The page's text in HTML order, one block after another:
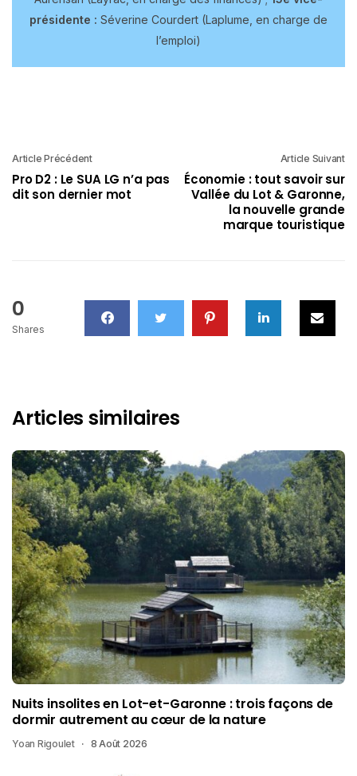
présidente : Séverine Courdert (Laplume, en charge de
l’emploi)
Article Précédent
Pro D2 : Le SUA LG n’a pas
dit son dernier mot
Article Suivant
Économie : tout savoir sur
Vallée du Lot & Garonne,
la nouvelle grande
marque touristique
0
Shares
Articles similaires
Nuits insolites en Lot-et-Garonne : trois façons de
dormir autrement au cœur de la nature
Yoan Rigoulet 8 Août 2026